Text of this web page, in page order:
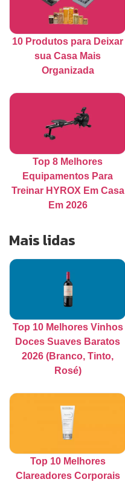
10 Produtos para Deixar
sua Casa Mais
Organizada
Top 8 Melhores
Equipamentos Para
Treinar HYROX Em Casa
Em 2026
Mais lidas
Top 10 Melhores Vinhos
Doces Suaves Baratos
2026 (Branco, Tinto,
Rosé)
Top 10 Melhores
Clareadores Corporais